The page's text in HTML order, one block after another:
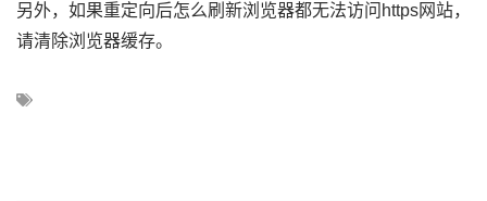
另外，如果重定向后怎么刷新浏览器都无法访问https网站，
请清除浏览器缓存。